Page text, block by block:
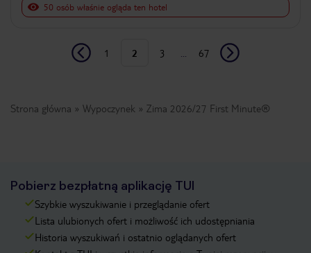
50 osób właśnie ogląda ten hotel
1 2 3 67
Strona główna Wypoczynek Zima 2026/27 First Minute®
Pobierz bezpłatną aplikację TUI
Szybkie wyszukiwanie i przeglądanie ofert
Lista ulubionych ofert i możliwość ich udostępniania
Historia wyszukiwań i ostatnio oglądanych ofert